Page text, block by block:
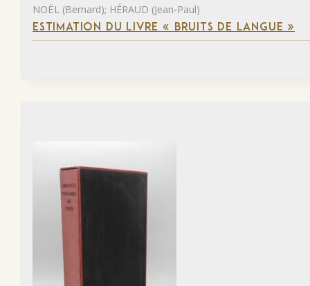
NOËL (Bernard); HÉRAUD (Jean-Paul)
ESTIMATION DU LIVRE « BRUITS DE LANGUE »